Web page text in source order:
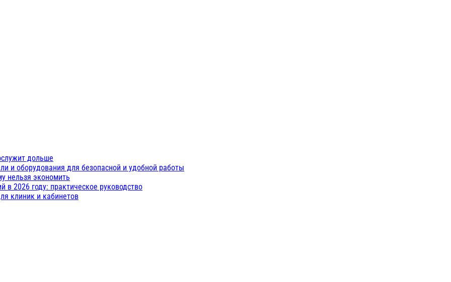
дольше
и оборудования для безопасной и удобной работы
нельзя экономить
2026 году: практическое руководство
клиник и кабинетов